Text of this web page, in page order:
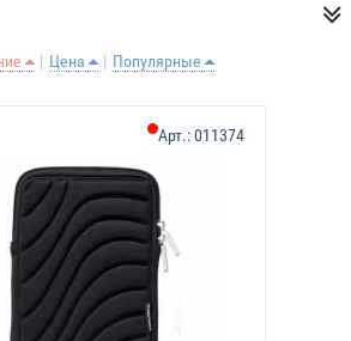
Цена Популярные
Арт.:011374